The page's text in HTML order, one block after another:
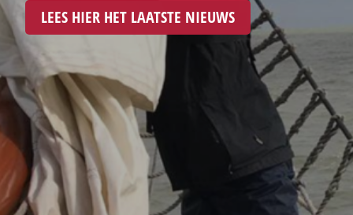
LEES HIER HET LAATSTE NIEUWS